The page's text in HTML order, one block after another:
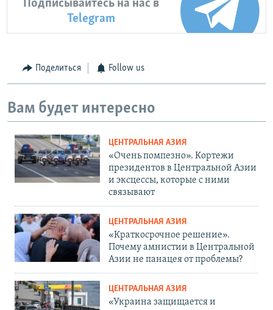
Подписывайтесь на нас в
Telegram
Поделиться Follow us
Вам будет интересно
ЦЕНТРАЛЬНАЯ АЗИЯ
«Очень помпезно». Кортежи
президентов в Центральной Азии
и эксцессы, которые с ними
связывают
ЦЕНТРАЛЬНАЯ АЗИЯ
«Краткосрочное решение».
Почему амнистии в Центральной
Азии не панацея от проблемы?
ЦЕНТРАЛЬНАЯ АЗИЯ
«Украина защищается и